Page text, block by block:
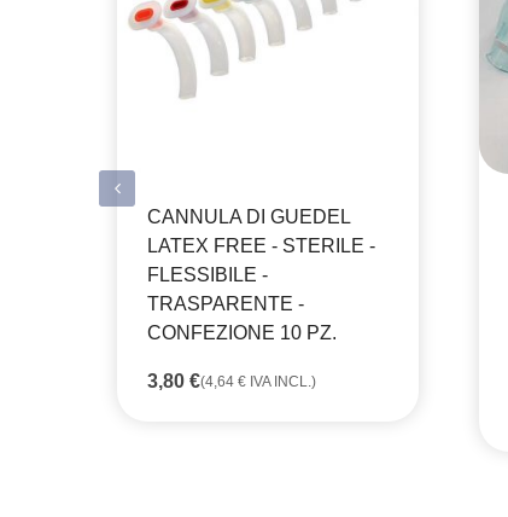
CANNULA DI GUEDEL
LATEX FREE - STERILE -
FLESSIBILE -
TRASPARENTE -
CONFEZIONE 10 PZ.
3,80 €(4,64 € IVA INCL.)